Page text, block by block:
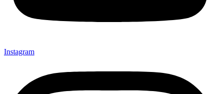
Instagram